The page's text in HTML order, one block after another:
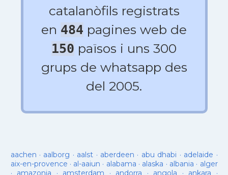
catalanòfils registrats
en 484 pagines web de
150 països i uns 300
grups de whatsapp des
del 2005.
aachen · aalborg · aalst · aberdeen · abu dhabi · adelaide ·
aix-en-provence · al-aaiun · alabama · alaska · albania · alger
· amazonia · amsterdam · andorra · angola · ankara ·